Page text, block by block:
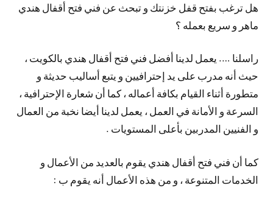
هل ترغب بفتح قفل خزنتك و تبحث عن فني فتح أقفال هندي
ماهر و سريع بعمله ؟
راسلنا …. يعمل لدينا أفضل فني فتح أقفال هندي بالكويت ،
حيث أنه مدرب على يد إحترافيين و يتبع أساليب حديثة و
متطورة أثناء القيام بكافة أعماله ، كما أن شعارة الإحترافية ،
السرعة و الأمانة في العمل ، يعمل لدينا أيضا نخبة من العمال
و الفنيين المدربين بأعلى المستويات .
كما أن فني فتح أقفال هندي يقوم بالعديد من الأعمال و
الخدمات المتنوعة ، و من هذه الأعمال أنه يقوم ب :